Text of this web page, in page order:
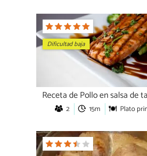
Dificultad baja
Receta de Pollo en salsa de
2 15m Plato